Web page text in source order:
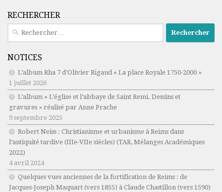
RECHERCHER
Rechercher :
NOTICES
L’album Rha 7 d’Olivier Rigaud « La place Royale 1750-2000 »
1 juillet 2026
L’album « L’église et l’abbaye de Saint Remi. Dessins et
gravures » réalisé par Anne Prache
9 septembre 2025
Robert Neiss : Christianisme et urbanisme à Reims dans
l’antiquité tardive (IIIe-VIIe siècles) (TAR, Mélanges Académiques
2022)
4 avril 2024
Quelques vues anciennes de la fortification de Reims : de
Jacques-Joseph Maquart (vers 1855) à Claude Chastillon (vers 1590)